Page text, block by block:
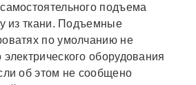
подъема
из ткани. Подъемные
по умолчанию не
оборудования
об этом не сообщено